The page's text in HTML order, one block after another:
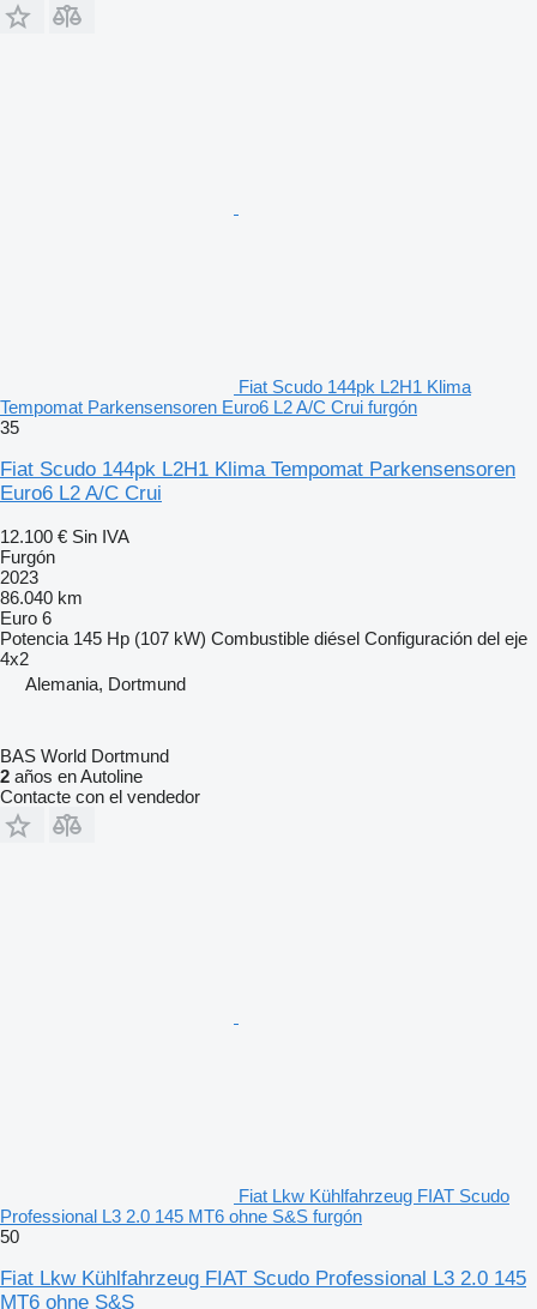
Fiat Scudo 144pk L2H1 Klima
Tempomat Parkensensoren Euro6 L2 A/C Crui furgón
35
Fiat Scudo 144pk L2H1 Klima Tempomat Parkensensoren
Euro6 L2 A/C Crui
12.100 € Sin IVA
Furgón
2023
86.040 km
Euro 6
Potencia 145 Hp (107 kW) Combustible diésel Configuración del eje
4x2
Alemania, Dortmund
BAS World Dortmund
2 años en Autoline
Contacte con el vendedor
Fiat Lkw Kühlfahrzeug FIAT Scudo
Professional L3 2.0 145 MT6 ohne S&S furgón
50
Fiat Lkw Kühlfahrzeug FIAT Scudo Professional L3 2.0 145
MT6 ohne S&S